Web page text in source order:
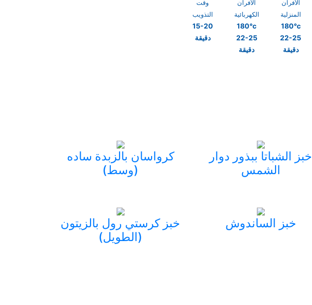
وقت
التذويب
15-20
دقيقة
الأفران
الكهربائية
180°c
22-25
دقيقة
الأفران
المنزلية
180°c
22-25
دقيقة
كرواسان بالزبدة ساده
(وسط)
خبز الشباتا ببذور دوار
الشمس
خبز كرستي رول بالزيتون
(الطويل)
خبز الساندوش